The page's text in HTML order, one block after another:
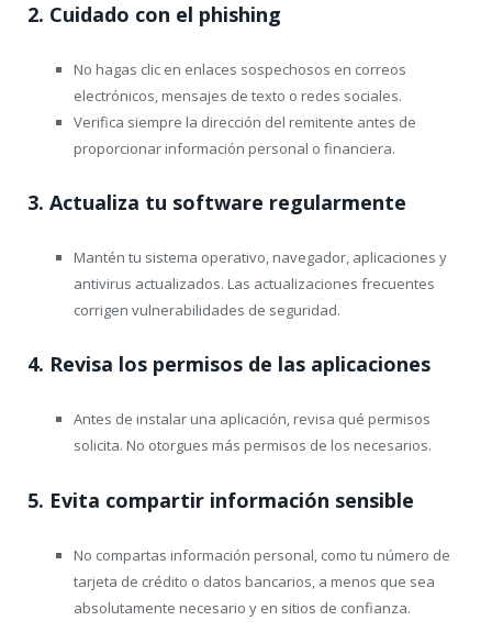
2. Cuidado con el phishing
No hagas clic en enlaces sospechosos en correos
electrónicos, mensajes de texto o redes sociales.
Verifica siempre la dirección del remitente antes de
proporcionar información personal o financiera.
3. Actualiza tu software regularmente
Mantén tu sistema operativo, navegador, aplicaciones y
antivirus actualizados. Las actualizaciones frecuentes
corrigen vulnerabilidades de seguridad.
4. Revisa los permisos de las aplicaciones
Antes de instalar una aplicación, revisa qué permisos
solicita. No otorgues más permisos de los necesarios.
5. Evita compartir información sensible
No compartas información personal, como tu número de
tarjeta de crédito o datos bancarios, a menos que sea
absolutamente necesario y en sitios de confianza.